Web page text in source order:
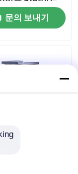
문의 보내기